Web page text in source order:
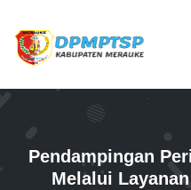
Pendampingan
Melalui